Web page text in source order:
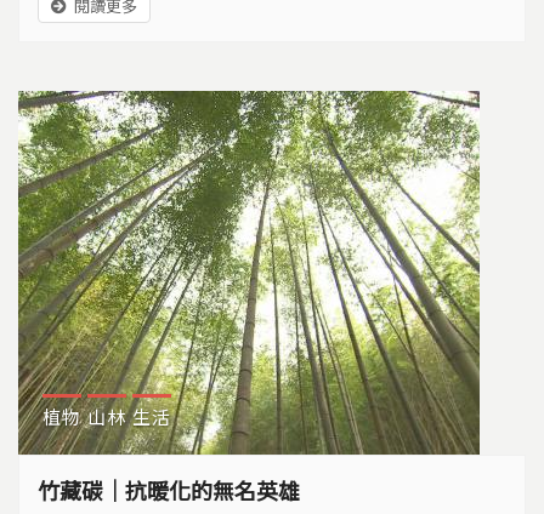
者與政府，在削減碳足跡上，可以做哪些事情？
閱讀更多
植物 山林 生活
竹藏碳｜抗暖化的無名英雄